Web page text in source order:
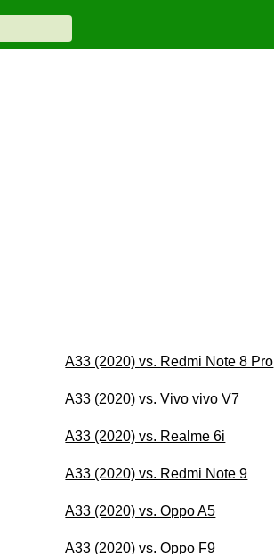
A33 (2020) vs. Redmi Note 8 Pro
A33 (2020) vs. Vivo vivo V7
A33 (2020) vs. Realme 6i
A33 (2020) vs. Redmi Note 9
A33 (2020) vs. Oppo A5
A33 (2020) vs. Oppo F9